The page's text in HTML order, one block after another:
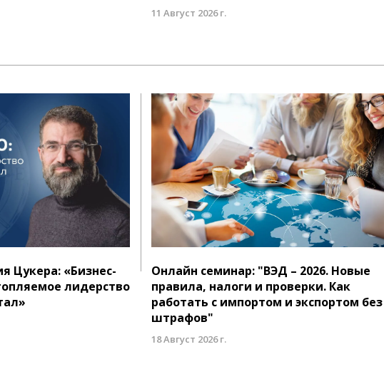
11 Август 2026 г.
Цукера: «Бизнес-
лидерство
Онлайн семинар: "ВЭД – 2026. Новые
правила, налоги и проверки. Как
работать с импортом и экспортом без
штрафов"
18 Август 2026 г.